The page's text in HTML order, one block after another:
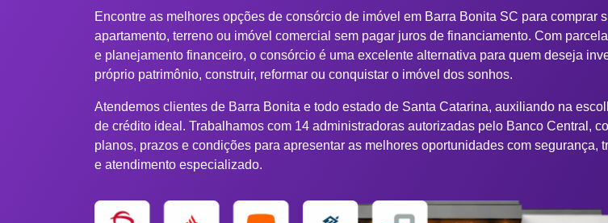
Encontre as melhores opções de consórcio de imóvel em Barra Bonita SC para comprar
apartamento, terreno ou imóvel comercial sem pagar juros de financiamento. Com
e planejamento financeiro, o consórcio é uma excelente alternativa para quem deseja
próprio patrimônio, construir, reformar ou conquistar o imóvel dos sonhos.
Atendemos clientes de Barra Bonita e todo estado de Santa Catarina, auxiliando na
de crédito ideal. Trabalhamos com 14 administradoras autorizadas pelo Banco Central,
planos, prazos e condições para apresentar as melhores oportunidades com segurança,
e atendimento especializado.